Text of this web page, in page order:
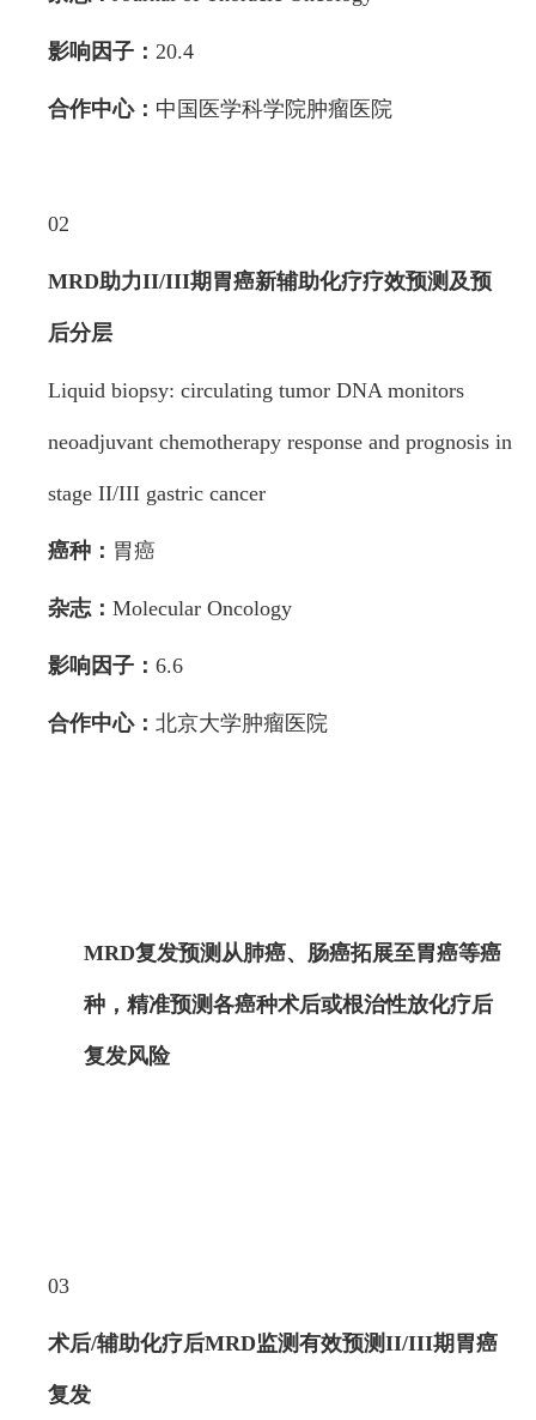
影响因子： 20.4
合作中心： 中国医学科学院肿瘤医院
02
MRD助力II/III期胃癌新辅助化疗疗效预测及预
后分层
Liquid biopsy: circulating tumor DNA monitors
neoadjuvant chemotherapy response and prognosis in
stage II/III gastric cancer
癌种： 胃癌
杂志： Molecular Oncology
影响因子： 6.6
合作中心： 北京大学肿瘤医院
MRD复发预测从肺癌、肠癌拓展至胃癌等癌
种，精准预测各癌种术后或根治性放化疗后
复发风险
03
术后/辅助化疗后MRD监测有效预测II/III期胃癌
复发